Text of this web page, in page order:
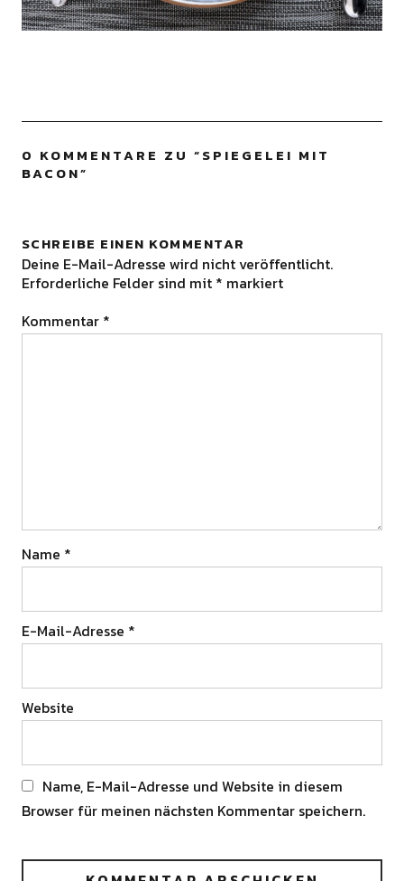
0 KOMMENTARE ZU “SPIEGELEI MIT
BACON”
SCHREIBE EINEN KOMMENTAR
Deine E-Mail-Adresse wird nicht veröffentlicht.
Erforderliche Felder sind mit * markiert
Kommentar *
Name *
E-Mail-Adresse *
Website
Name, E-Mail-Adresse und Website in diesem
Browser für meinen nächsten Kommentar speichern.